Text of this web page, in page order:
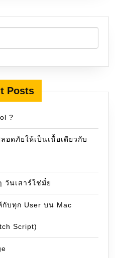
Posts
?
อดภัยให้เป็นเนื้อเดียวกับ
วันเสาร์ใช่มั๋ย
กับทุก User บน Mac
Script)